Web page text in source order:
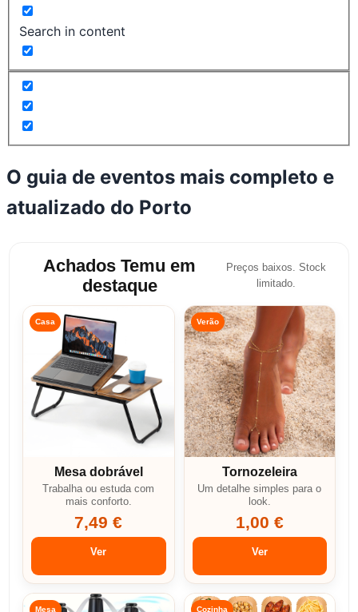
Search in content
O guia de eventos mais completo e
atualizado do Porto
Achados Temu em
destaque
Preços baixos. Stock
limitado.
Casa
Mesa dobrável
Trabalha ou estuda com
mais conforto.
7,49 €
Ver
Verão
Tornozeleira
Um detalhe simples para o
look.
1,00 €
Ver
Mesa Cozinha